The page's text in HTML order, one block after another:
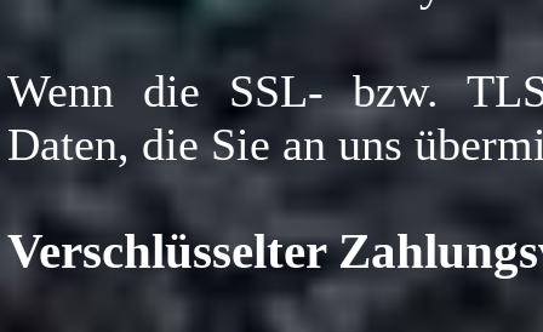
Wenn die SSL- bzw.
Daten, die Sie an uns
Verschlüsselter